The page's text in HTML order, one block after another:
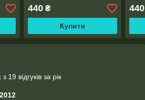
440₴
Купити
440
19 відгуків за рік